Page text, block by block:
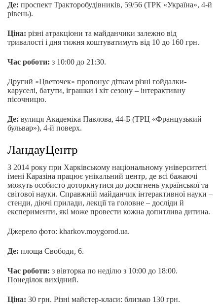
Де: проспект Тракторобудівників, 59/56 (ТРК «Україна», 4-й
рівень).
Ціна: різні атракціони та майданчики залежно від
тривалості і дня тижня коштуватимуть від 10 до 160 грн.
Час роботи: з 10:00 до 21:30.
Другий «Цветочек» пропонує діткам різні гойдалки-
каруселі, батути, іграшки і хіт сезону – інтерактивну
пісочницю.
Де: вулиця Академіка Павлова, 44-Б (ТРЦ «Французький
бульвар»), 4-й поверх.
ЛандауЦентр
З 2014 року при Харківському національному університеті
імені Каразіна працює унікальний центр, де всі бажаючі
можуть особисто доторкнутися до досягнень української та
світової науки. Справжній майданчик інтерактивної науки –
стенди, діючі прилади, лекції та головне – досліди й
експерименти, які може провести кожна допитлива дитина.
Джерело фото: kharkov.moygorod.ua.
Де: площа Свободи, 6.
Час роботи: з вівторка по неділю з 10:00 до 18:00.
Понеділок вихідний.
Ціна: 30 грн. Різні майстер-класи: близько 130 грн.